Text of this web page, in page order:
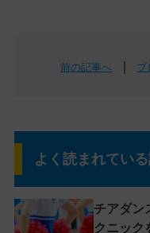
前の記事へ ブ
よく読まれてい
チアダン
クニック